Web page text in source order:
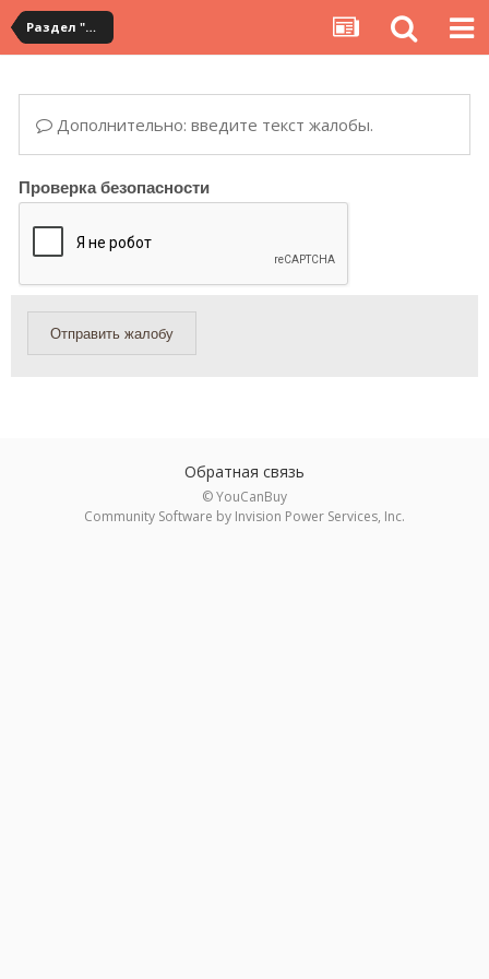
Раздел "Мои посылки" на сервисе YouCanBuy
Дополнительно: введите текст жалобы.
Проверка безопасности
Отправить жалобу
Обратная связь
© YouCanBuy
Community Software by Invision Power Services, Inc.